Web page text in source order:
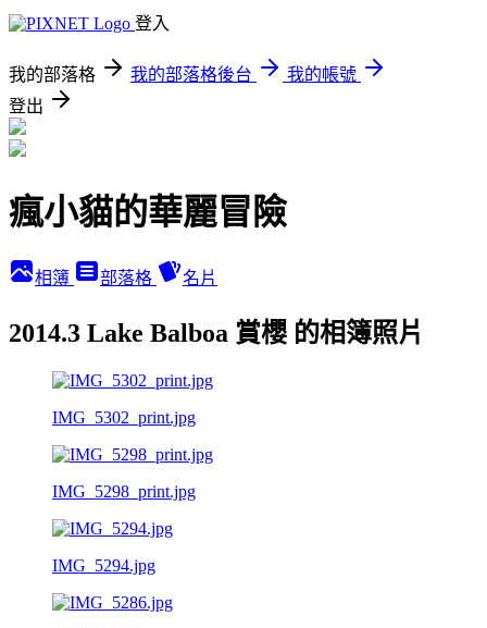
登入
我的部落格 我的部落格後台
我的帳號
登出
瘋小貓的華麗冒險
相簿 部落格 名片
2014.3 Lake Balboa 賞櫻 的相簿照片
IMG_5302_print.jpg
IMG_5298_print.jpg
IMG_5294.jpg